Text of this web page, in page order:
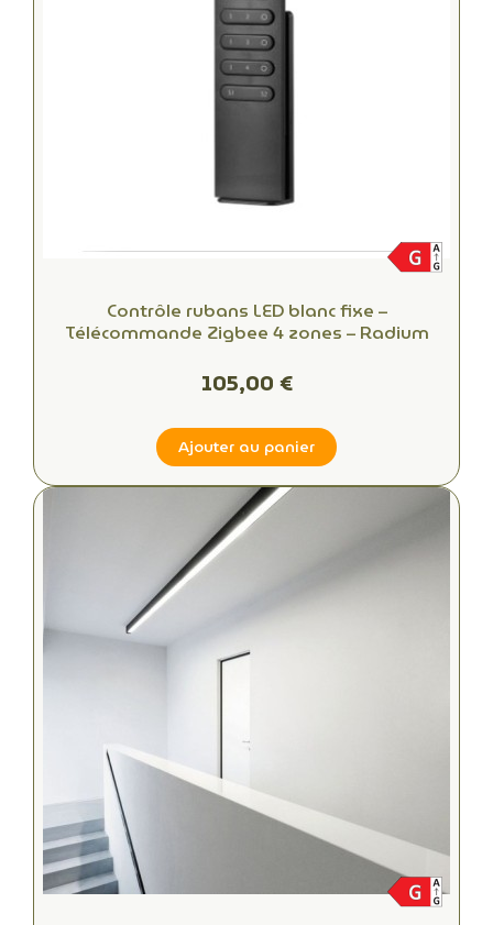
Contrôle rubans LED blanc fixe –
Télécommande Zigbee 4 zones – Radium
105,00 €
Ajouter au panier